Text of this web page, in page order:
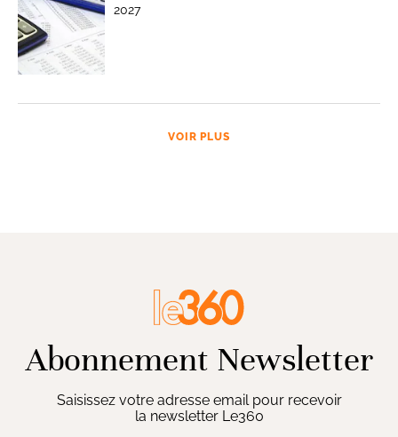
2027
VOIR PLUS
Abonnement Newsletter
Saisissez votre adresse email pour recevoir
la newsletter Le360